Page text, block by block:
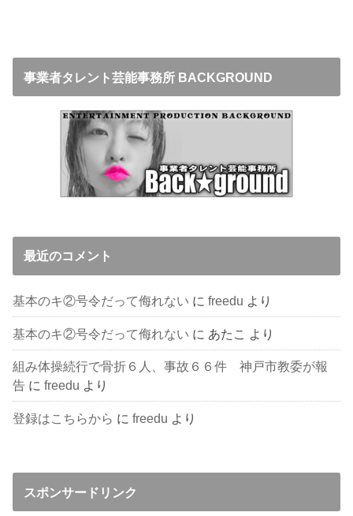
事業者タレント芸能事務所 BACKGROUND
最近のコメント
基本のキ②号令だって侮れない にfreedu より
基本のキ②号令だって侮れない に あたこ より
組み体操続行で骨折６人、事故６６件 神戸市教委が報
告 にfreedu より
登録はこちらから にfreedu より
スポンサードリンク